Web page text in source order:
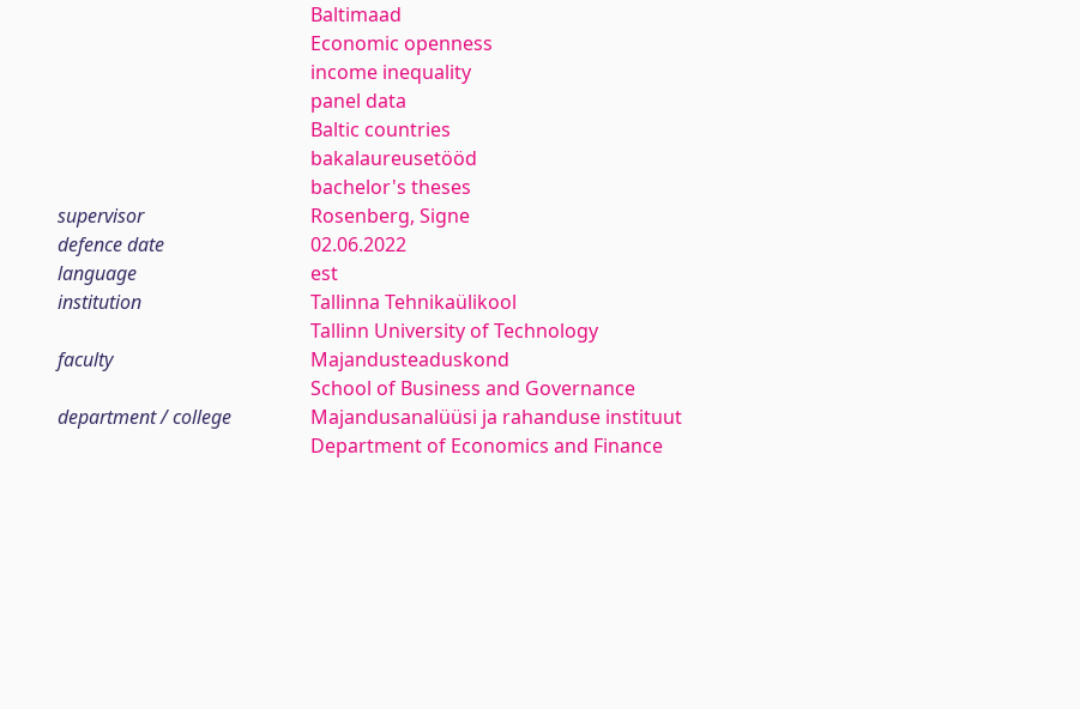
Baltimaad
Economic openness
income inequality
panel data
Baltic countries
bakalaureusetööd
bachelor's theses
supervisor
Rosenberg, Signe
defence date
02.06.2022
language
est
institution
Tallinna Tehnikaülikool
Tallinn University of Technology
faculty
Majandusteaduskond
School of Business and Governance
department / college
Majandusanalüüsi ja rahanduse instituut
Department of Economics and Finance